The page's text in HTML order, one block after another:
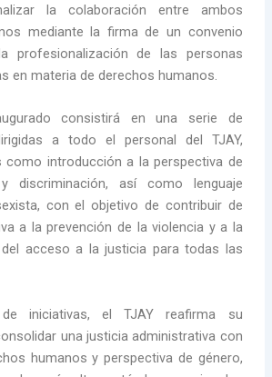
la colaboración entre ambos
mediante la firma de un convenio
profesionalización de las personas
en materia de derechos humanos.
consistirá en una serie de
a todo el personal del TJAY,
como introducción a la perspectiva de
discriminación, así como lenguaje
con el objetivo de contribuir de
a la prevención de la violencia y a la
acceso a la justicia para todas las
iniciativas, el TJAY reafirma su
una justicia administrativa con
humanos y perspectiva de género,